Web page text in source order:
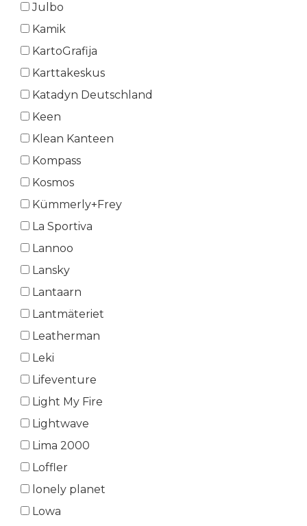
Julbo
Kamik
KartoGrafija
Karttakeskus
Katadyn Deutschland
Keen
Klean Kanteen
Kompass
Kosmos
Kümmerly+Frey
La Sportiva
Lannoo
Lansky
Lantaarn
Lantmäteriet
Leatherman
Leki
Lifeventure
Light My Fire
Lightwave
Lima 2000
Loffler
lonely planet
Lowa